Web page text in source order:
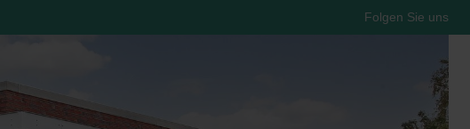
Folgen Sie uns